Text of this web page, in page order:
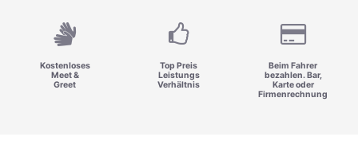
Kostenloses
Meet &
Greet
Top Preis
Leistungs
Verhältnis
Beim Fahrer
bezahlen. Bar,
Karte oder
Firmenrechnung